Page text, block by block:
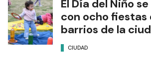
El Día del Niño
con ocho
barrios de la
CIUDAD